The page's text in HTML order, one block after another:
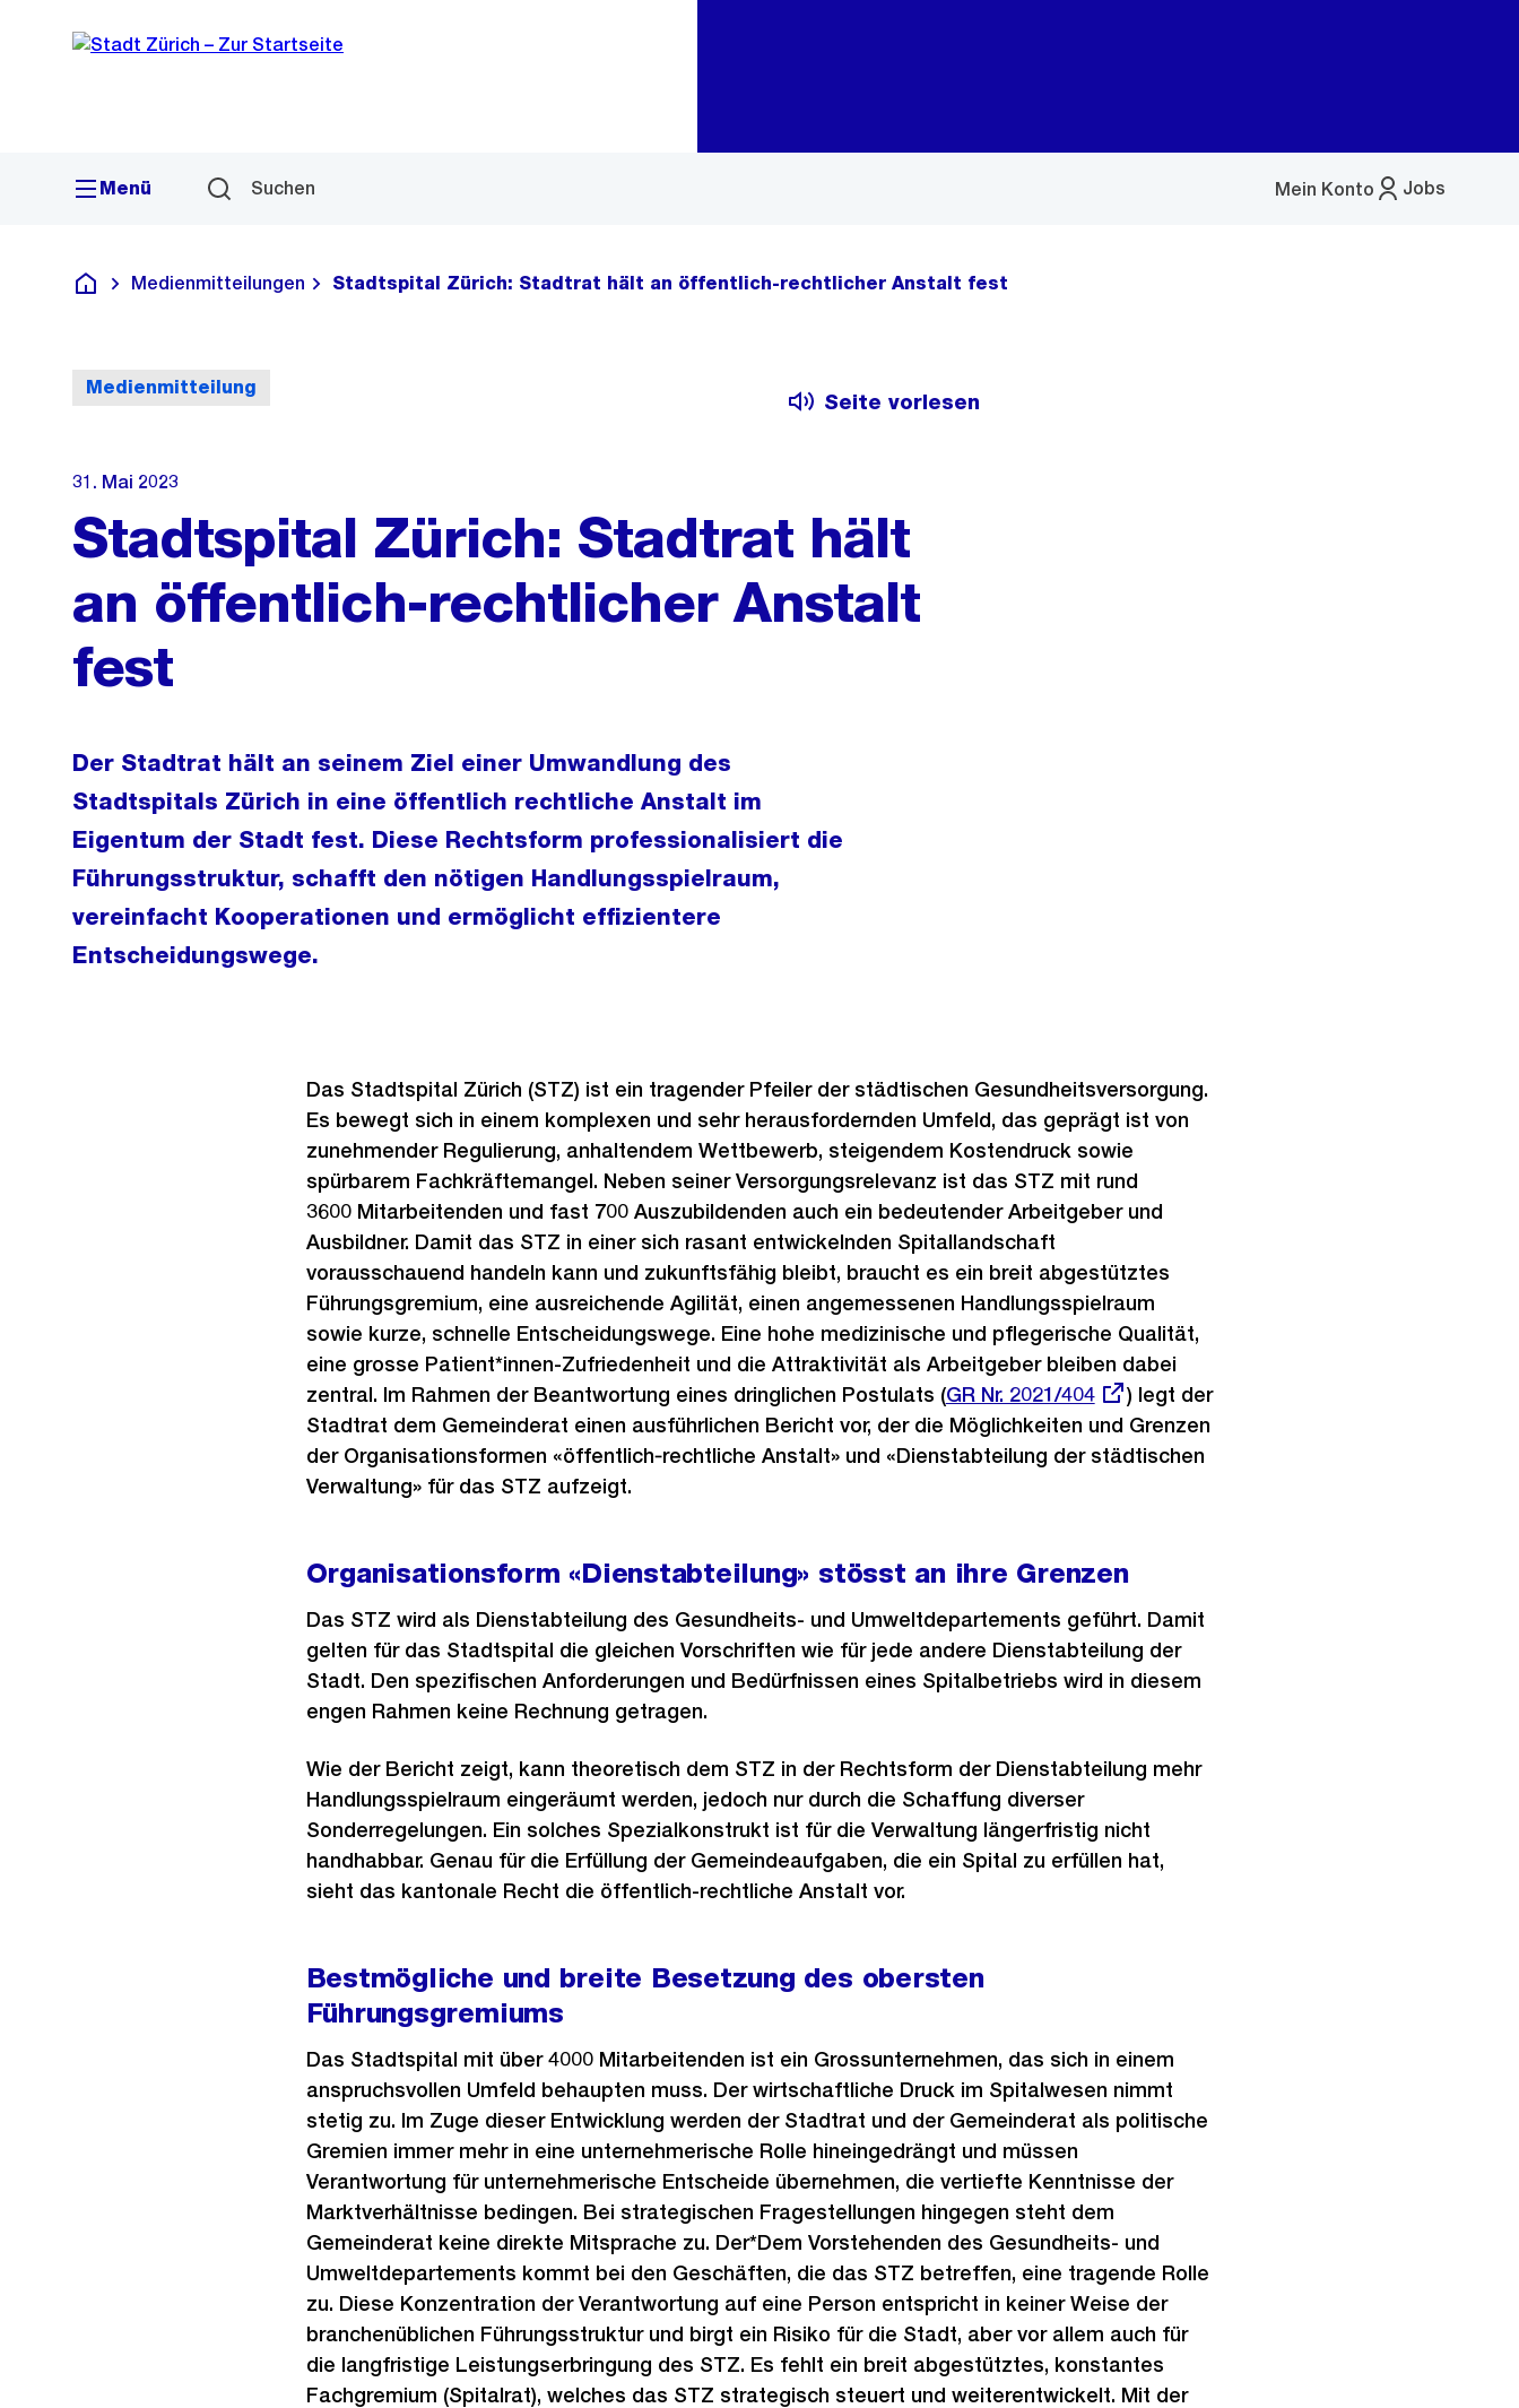
Navigation
Sprunglink
Menü Suchen Jobs
Mein Konto
Menü
Deutsch
Medienmitteilungen Stadtspital Zürich: Stadtrat hält an öffentlich-rechtlicher Anstalt fest
Medienmitteilung
Seite vorlesen
31. Mai 2023
Stadtspital Zürich: Stadtrat hält
an öffentlich-rechtlicher Anstalt
fest
Der Stadtrat hält an seinem Ziel einer Umwandlung des
Stadtspitals Zürich in eine öffentlich rechtliche Anstalt im
Eigentum der Stadt fest. Diese Rechtsform professionalisiert die
Führungsstruktur, schafft den nötigen Handlungsspielraum,
vereinfacht Kooperationen und ermöglicht effizientere
Entscheidungswege.
Das Stadtspital Zürich (STZ) ist ein tragender Pfeiler der städtischen Gesundheitsversorgung.
Es bewegt sich in einem komplexen und sehr herausfordernden Umfeld, das geprägt ist von
zunehmender Regulierung, anhaltendem Wettbewerb, steigendem Kostendruck sowie
spürbarem Fachkräftemangel. Neben seiner Versorgungsrelevanz ist das STZ mit rund
3600 Mitarbeitenden und fast 700 Auszubildenden auch ein bedeutender Arbeitgeber und
Ausbildner. Damit das STZ in einer sich rasant entwickelnden Spitallandschaft
vorausschauend handeln kann und zukunftsfähig bleibt, braucht es ein breit abgestütztes
Führungsgremium, eine ausreichende Agilität, einen angemessenen Handlungsspielraum
sowie kurze, schnelle Entscheidungswege. Eine hohe medizinische und pflegerische Qualität,
eine grosse Patient*innen-Zufriedenheit und die Attraktivität als Arbeitgeber bleiben dabei
zentral. Im Rahmen der Beantwortung eines dringlichen Postulats (Externer
Link:
GR Nr. 2021/404
) legt der
Stadtrat dem Gemeinderat einen ausführlichen Bericht vor, der die Möglichkeiten und Grenzen
der Organisationsformen «öffentlich‑rechtliche Anstalt» und «Dienstabteilung der städtischen
Verwaltung» für das STZ aufzeigt.
Organisationsform «Dienstabteilung» stösst an ihre Grenzen
Das STZ wird als Dienstabteilung des Gesundheits- und Umweltdepartements geführt. Damit
gelten für das Stadtspital die gleichen Vorschriften wie für jede andere Dienstabteilung der
Stadt. Den spezifischen Anforderungen und Bedürfnissen eines Spitalbetriebs wird in diesem
engen Rahmen keine Rechnung getragen.
Wie der Bericht zeigt, kann theoretisch dem STZ in der Rechtsform der Dienstabteilung mehr
Handlungsspielraum eingeräumt werden, jedoch nur durch die Schaffung diverser
Sonderregelungen. Ein solches Spezialkonstrukt ist für die Verwaltung längerfristig nicht
handhabbar. Genau für die Erfüllung der Gemeindeaufgaben, die ein Spital zu erfüllen hat,
sieht das kantonale Recht die öffentlich-rechtliche Anstalt vor.
Bestmögliche und breite Besetzung des obersten
Führungsgremiums
Das Stadtspital mit über 4000 Mitarbeitenden ist ein Grossunternehmen, das sich in einem
anspruchsvollen Umfeld behaupten muss. Der wirtschaftliche Druck im Spitalwesen nimmt
stetig zu. Im Zuge dieser Entwicklung werden der Stadtrat und der Gemeinderat als politische
Gremien immer mehr in eine unternehmerische Rolle hineingedrängt und müssen
Verantwortung für unternehmerische Entscheide übernehmen, die vertiefte Kenntnisse der
Marktverhältnisse bedingen. Bei strategischen Fragestellungen hingegen steht dem
Gemeinderat keine direkte Mitsprache zu. Der*Dem Vorstehenden des Gesundheits- und
Umweltdepartements kommt bei den Geschäften, die das STZ betreffen, eine tragende Rolle
zu. Diese Konzentration der Verantwortung auf eine Person entspricht in keiner Weise der
branchenüblichen Führungsstruktur und birgt ein Risiko für die Stadt, aber vor allem auch für
die langfristige Leistungserbringung des STZ. Es fehlt ein breit abgestütztes, konstantes
Fachgremium (Spitalrat), welches das STZ strategisch steuert und weiterentwickelt. Mit der